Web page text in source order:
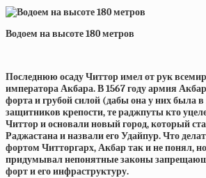
Водоем на высоте 180 метров
Последнюю осаду Читтор имел от рук
императора Акбара. В 1567 году армия
форта и грубой силой (дабы она у них была
защитников крепости, те раджпуты кто
Читтор и основали новый город, который
Раджастана и назвали его Удайпур. Что
фортом Читторгарх, Акбар так и не понял,
придумывал непонятные законы
форт и его инфраструктуру.